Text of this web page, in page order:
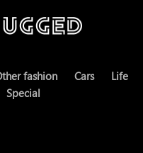
fashion Cars
Life
Special